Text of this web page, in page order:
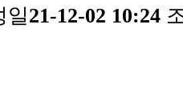
일21-12-02 10:24